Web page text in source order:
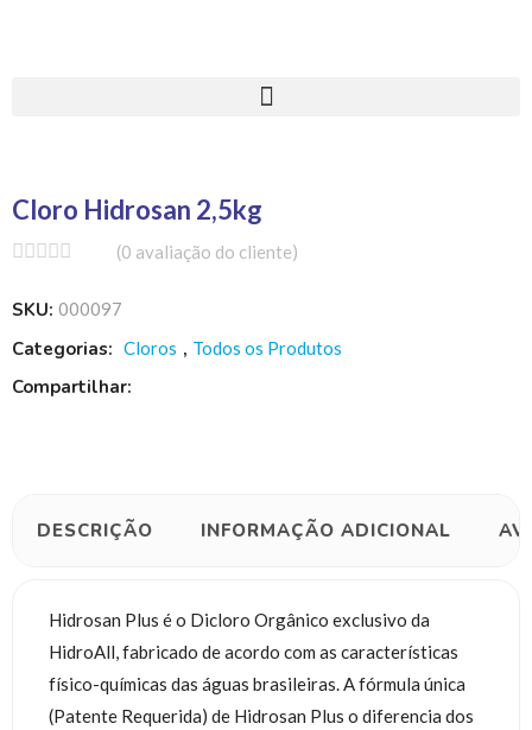
Cloro Hidrosan 2,5kg
(0 avaliação do cliente)
SKU: 000097
Categorias: Cloros , Todos os Produtos
Compartilhar:
DESCRIÇÃO INFORMAÇÃO ADICIONAL
Hidrosan Plus é o Dicloro Orgânico exclusivo da
HidroAll, fabricado de acordo com as características
físico-químicas das águas brasileiras. A fórmula única
(Patente Requerida) de Hidrosan Plus o diferencia dos